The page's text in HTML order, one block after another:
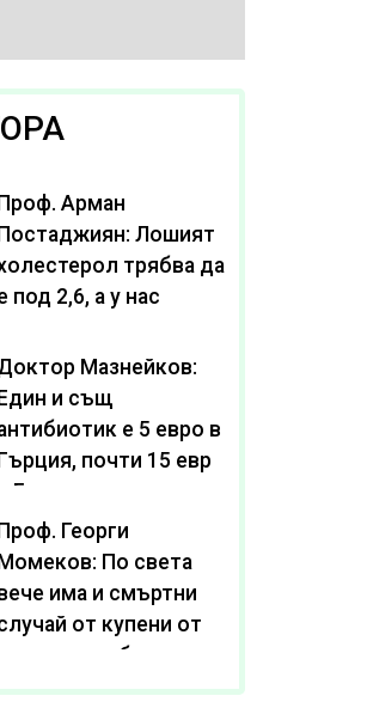
Проф. Арман
Постаджиян: Лошият
трябва да
под 2,6, а у нас
нива от 3,2Мазнейков:
Един и същ
e 5 евро в
Гърция, почти 15 евро
в България
Проф. Георги
Момеков: По света
има и смъртни
от купени от
интернет субстанции
отслабване